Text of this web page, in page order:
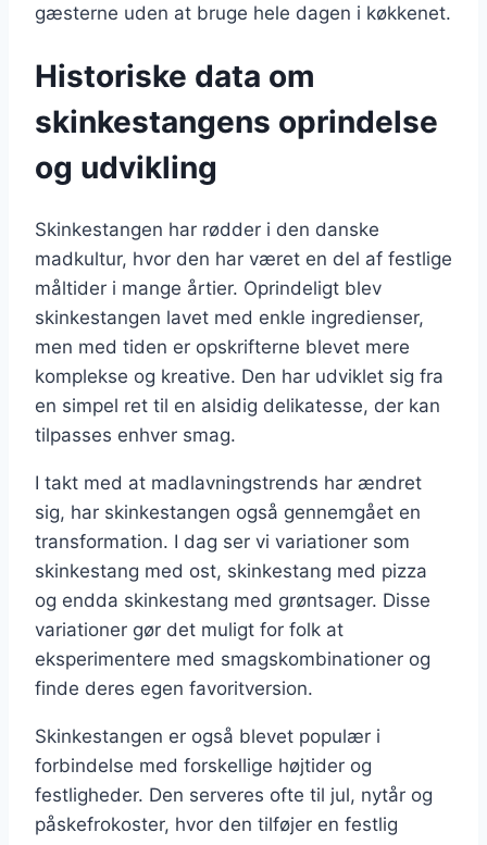
gæsterne uden at bruge hele dagen i køkkenet.
Historiske data om
skinkestangens oprindelse
og udvikling
Skinkestangen har rødder i den danske
madkultur, hvor den har været en del af festlige
måltider i mange årtier. Oprindeligt blev
skinkestangen lavet med enkle ingredienser,
men med tiden er opskrifterne blevet mere
komplekse og kreative. Den har udviklet sig fra
en simpel ret til en alsidig delikatesse, der kan
tilpasses enhver smag.
I takt med at madlavningstrends har ændret
sig, har skinkestangen også gennemgået en
transformation. I dag ser vi variationer som
skinkestang med ost, skinkestang med pizza
og endda skinkestang med grøntsager. Disse
variationer gør det muligt for folk at
eksperimentere med smagskombinationer og
finde deres egen favoritversion.
Skinkestangen er også blevet populær i
forbindelse med forskellige højtider og
festligheder. Den serveres ofte til jul, nytår og
påskefrokoster, hvor den tilføjer en festlig